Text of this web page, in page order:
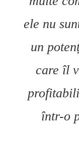
ele nu
un
care îl
într-o